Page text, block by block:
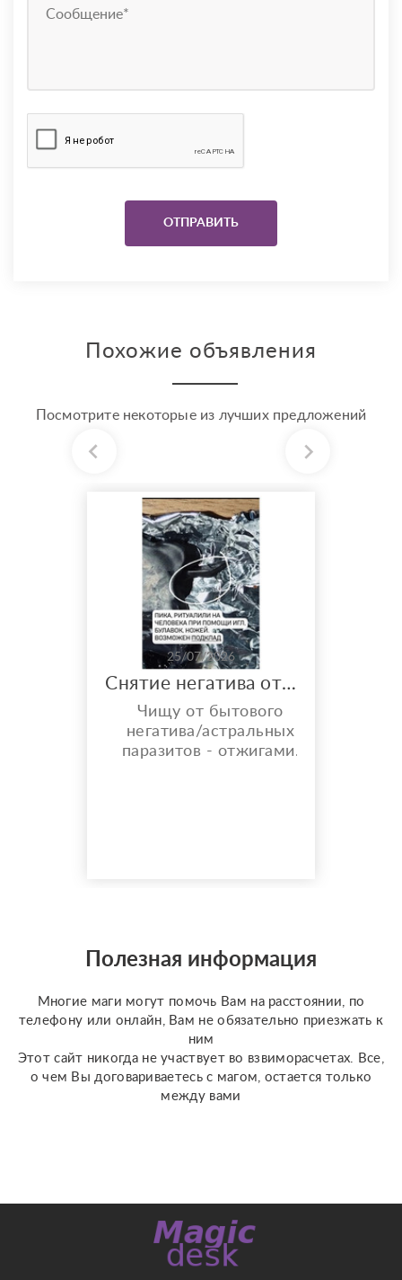
Похожие объявления
Посмотрите некоторые из лучших предложений
25/07/2026
Снятие негатива отжигами
Чищу от бытового
негатива/астральных
паразитов - отжигами.
связей с людьми или
прошлыми ситуациями. °
Полезная информация
Многие маги могут помочь Вам на расстоянии, по
телефону или онлайн, Вам не обязательно приезжать к
ним
Этот сайт никогда не участвует во взвиморасчетах. Все,
о чем Вы договариваетесь с магом, остается только
между вами